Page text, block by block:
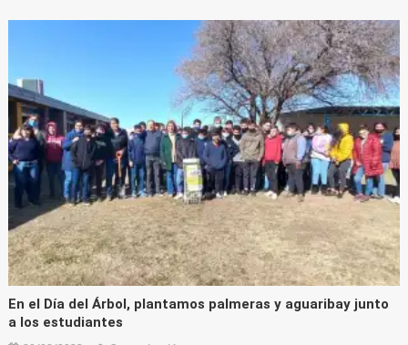
En el Día del Árbol, plantamos palmeras y aguaribay junto
a los estudiantes